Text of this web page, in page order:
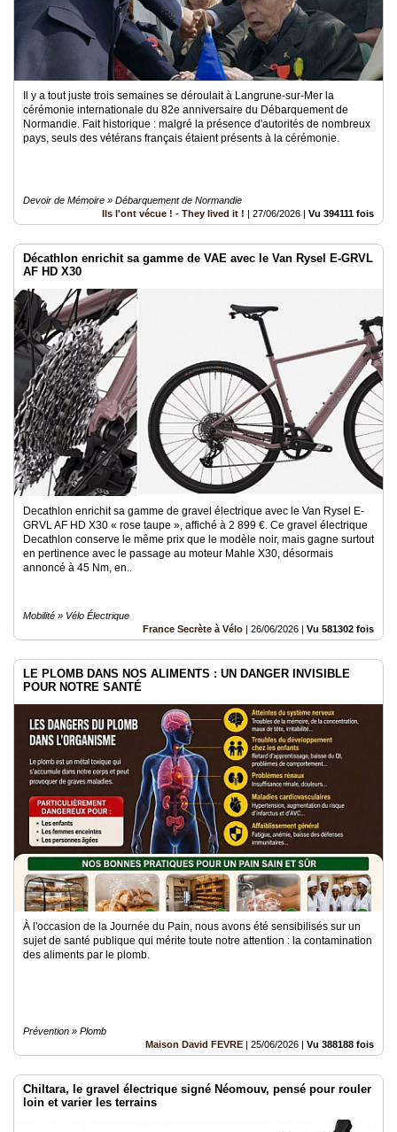
Il y a tout juste trois semaines se déroulait à Langrune-sur-Mer la
cérémonie internationale du 82e anniversaire du Débarquement de
Normandie. Fait historique : malgré la présence d'autorités de nombreux
pays, seuls des vétérans français étaient présents à la cérémonie.
Devoir de Mémoire » Débarquement de Normandie
Ils l'ont vécue ! - They lived it ! | 27/06/2026 | Vu 394111 fois
Décathlon enrichit sa gamme de VAE avec le Van Rysel E-GRVL
AF HD X30
Decathlon enrichit sa gamme de gravel électrique avec le Van Rysel E-
GRVL AF HD X30 « rose taupe », affiché à 2 899 €. Ce gravel électrique
Decathlon conserve le même prix que le modèle noir, mais gagne surtout
en pertinence avec le passage au moteur Mahle X30, désormais
annoncé à 45 Nm, en..
Mobilité » Vélo Électrique
France Secrète à Vélo | 26/06/2026 | Vu 581302 fois
LE PLOMB DANS NOS ALIMENTS : UN DANGER INVISIBLE
POUR NOTRE SANTÉ
À l'occasion de la Journée du Pain, nous avons été sensibilisés sur un
sujet de santé publique qui mérite toute notre attention : la contamination
des aliments par le plomb.
Prévention » Plomb
Maison David FEVRE | 25/06/2026 | Vu 388188 fois
Chiltara, le gravel électrique signé Néomouv, pensé pour rouler
loin et varier les terrains